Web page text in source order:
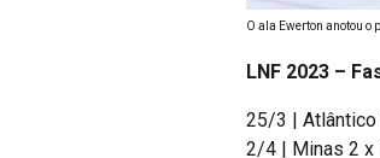
O ala Ewerton anotou
LNF 2023 –
25/3 | Atlântico
2/4 | Minas 2 x